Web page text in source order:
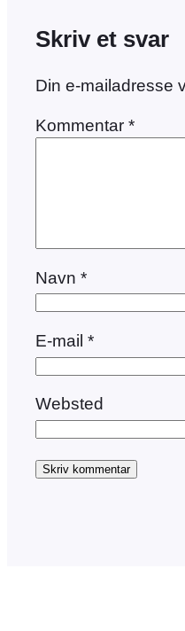
Skriv et svar
Din e-mailadresse
Kommentar *
Navn *
E-mail *
Websted